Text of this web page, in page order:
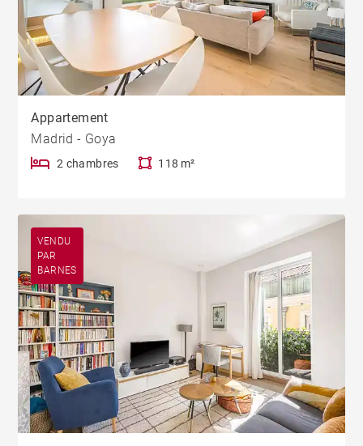
Appartement
Madrid - Goya
2 chambres 118 m²
VENDU
PAR
BARNES